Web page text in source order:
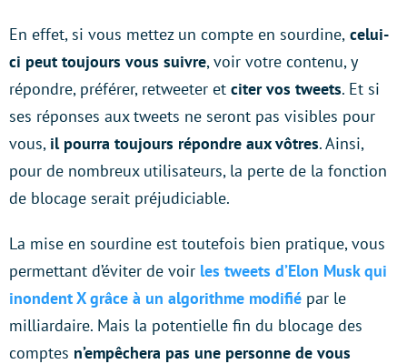
En effet, si vous mettez un compte en sourdine, celui-
ci peut toujours vous suivre, voir votre contenu, y
répondre, préférer, retweeter et citer vos tweets. Et si
ses réponses aux tweets ne seront pas visibles pour
vous, il pourra toujours répondre aux vôtres. Ainsi,
pour de nombreux utilisateurs, la perte de la fonction
de blocage serait préjudiciable.
La mise en sourdine est toutefois bien pratique, vous
permettant d’éviter de voir les tweets d’Elon Musk qui
inondent X grâce à un algorithme modifié par le
milliardaire. Mais la potentielle fin du blocage des
comptes n’empêchera pas une personne de vous